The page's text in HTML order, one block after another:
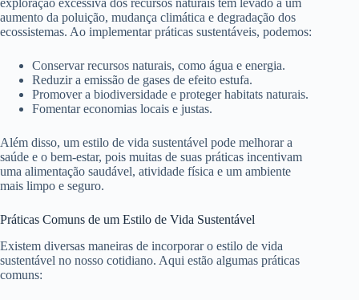
aumento da poluição, mudança climática e degradação dos
ecossistemas. Ao implementar práticas sustentáveis, podemos:
Conservar recursos naturais, como água e energia.
Reduzir a emissão de gases de efeito estufa.
Promover a biodiversidade e proteger habitats naturais.
Fomentar economias locais e justas.
Além disso, um estilo de vida sustentável pode melhorar a
saúde e o bem-estar, pois muitas de suas práticas incentivam
uma alimentação saudável, atividade física e um ambiente
mais limpo e seguro.
Práticas Comuns de um Estilo de Vida Sustentável
Existem diversas maneiras de incorporar o estilo de vida
sustentável no nosso cotidiano. Aqui estão algumas práticas
comuns: